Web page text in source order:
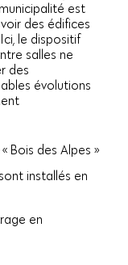
est
des édifices
le dispositif
salles ne
des
évolutions
Bois des Alpes »
installés en
en